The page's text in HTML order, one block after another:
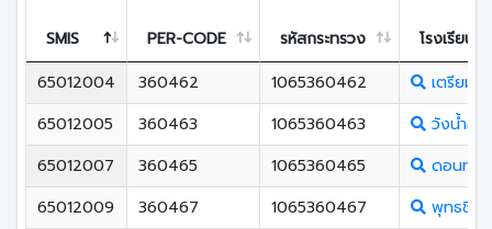
SMIS PER-CODE รหัสกระทรวง
โรงเรียน
65012004
360462 1065360462
เตรียมอุ
65012005
360463 1065360463
วังน้ำคู้ศึ
65012007
360465 1065360465
ดอนทอ
65012009
360467 1065360467
พุทธชินร